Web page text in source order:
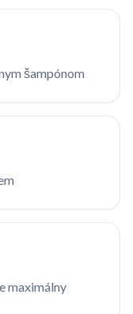
šampónom
maximálny